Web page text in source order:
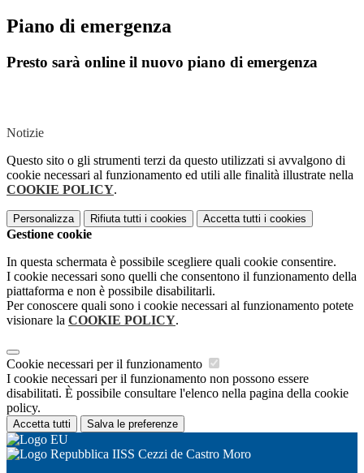
Piano di emergenza
Presto sarà online il nuovo piano di emergenza
Notizie
Questo sito o gli strumenti terzi da questo utilizzati si avvalgono di
cookie necessari al funzionamento ed utili alle finalità illustrate nella
COOKIE POLICY.
Personalizza Rifiuta tutti i cookies Accetta tutti i cookies
Gestione cookie
In questa schermata è possibile scegliere quali cookie consentire.
I cookie necessari sono quelli che consentono il funzionamento della
piattaforma e non è possibile disabilitarli.
Per conoscere quali sono i cookie necessari al funzionamento potete
visionare la COOKIE POLICY.
Cookie necessari per il funzionamento
I cookie necessari per il funzionamento non possono essere
disabilitati. È possibile consultare l'elenco nella pagina della cookie
policy.
Accetta tutti Salva le preferenze
IISS Cezzi de Castro Moro